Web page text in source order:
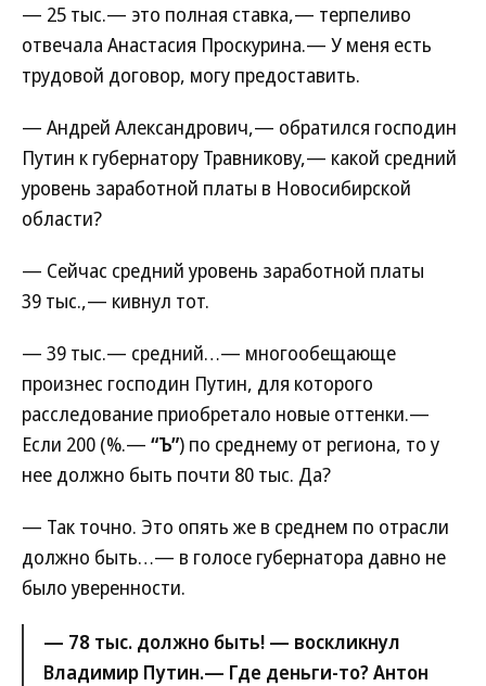
— 25 тыс.— это полная ставка,— терпеливо
отвечала Анастасия Проскурина.— У меня есть
трудовой договор, могу предоставить.
— Андрей Александрович,— обратился господин
Путин к губернатору Травникову,— какой средний
уровень заработной платы в Новосибирской
области?
— Сейчас средний уровень заработной платы
39 тыс.,— кивнул тот.
— 39 тыс.— средний…— многообещающе
произнес господин Путин, для которого
расследование приобретало новые оттенки.—
Если 200 (%.— “Ъ”) по среднему от региона, то у
нее должно быть почти 80 тыс. Да?
— Так точно. Это опять же в среднем по отрасли
должно быть…— в голосе губернатора давно не
было уверенности.
— 78 тыс. должно быть! — воскликнул
Владимир Путин.— Где деньги-то? Антон